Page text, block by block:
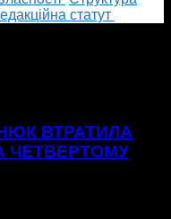
статут
ВТРАТИЛА
ЧЕТВЕРТОМУ